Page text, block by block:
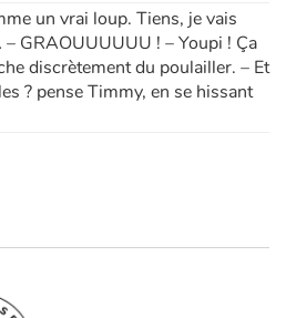
un vrai loup. Tiens, je vais
– GRAOUUUUUU ! – Youpi ! Ça
discrètement du poulailler. – Et
? pense Timmy, en se hissant